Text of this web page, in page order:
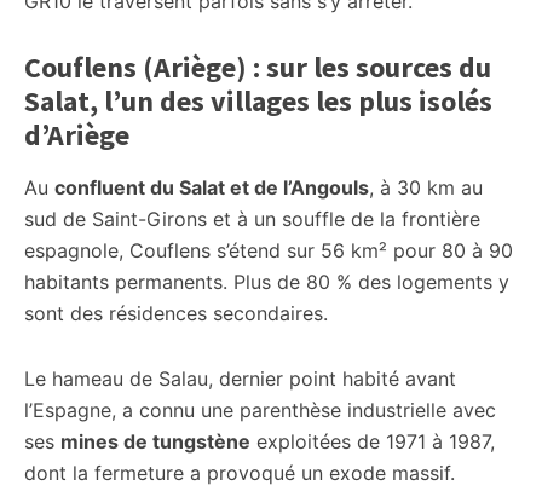
Couflens (Ariège) : sur les sources du
Salat, l’un des villages les plus isolés
d’Ariège
Au confluent du Salat et de l’Angouls, à 30 km au
sud de Saint-Girons et à un souffle de la frontière
espagnole, Couflens s’étend sur 56 km² pour 80 à 90
habitants permanents. Plus de 80 % des logements y
sont des résidences secondaires.
Le hameau de Salau, dernier point habité avant
l’Espagne, a connu une parenthèse industrielle avec
ses mines de tungstène exploitées de 1971 à 1987,
dont la fermeture a provoqué un exode massif.